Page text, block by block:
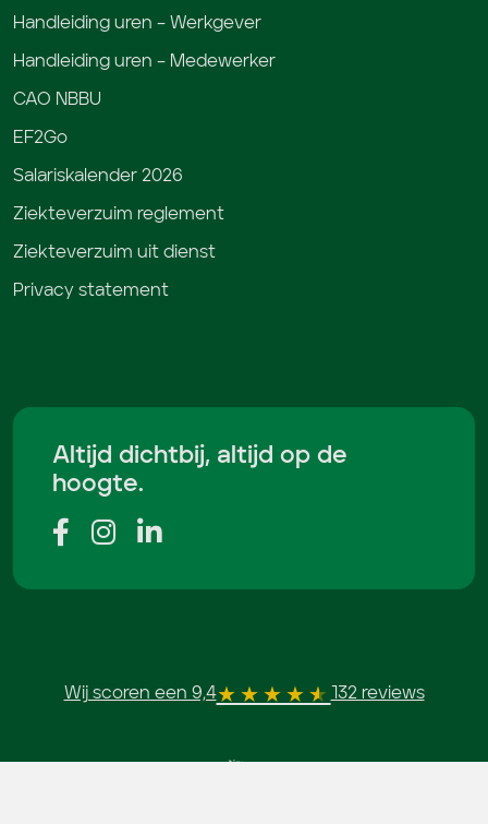
Handleiding uren – Werkgever
Handleiding uren – Medewerker
CAO NBBU
EF2Go
Salariskalender 2026
Ziekteverzuim reglement
Ziekteverzuim uit dienst
Privacy statement
Altijd dichtbij, altijd op de
hoogte.
Wij scoren een 9,4 132 reviews